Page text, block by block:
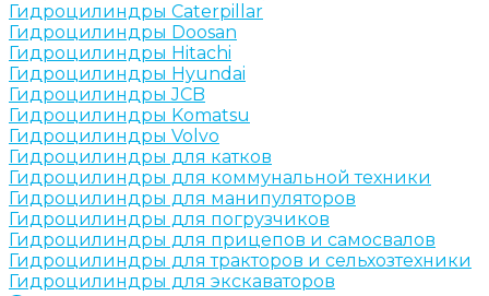
Гидроцилиндры Caterpillar
Гидроцилиндры Doosan
Гидроцилиндры Hitachi
Гидроцилиндры Hyundai
Гидроцилиндры JCB
Гидроцилиндры Komatsu
Гидроцилиндры Volvo
Гидроцилиндры для катков
Гидроцилиндры для коммунальной техники
Гидроцилиндры для манипуляторов
Гидроцилиндры для погрузчиков
Гидроцилиндры для прицепов и самосвалов
Гидроцилиндры для тракторов и сельхозтехники
Гидроцилиндры для экскаваторов